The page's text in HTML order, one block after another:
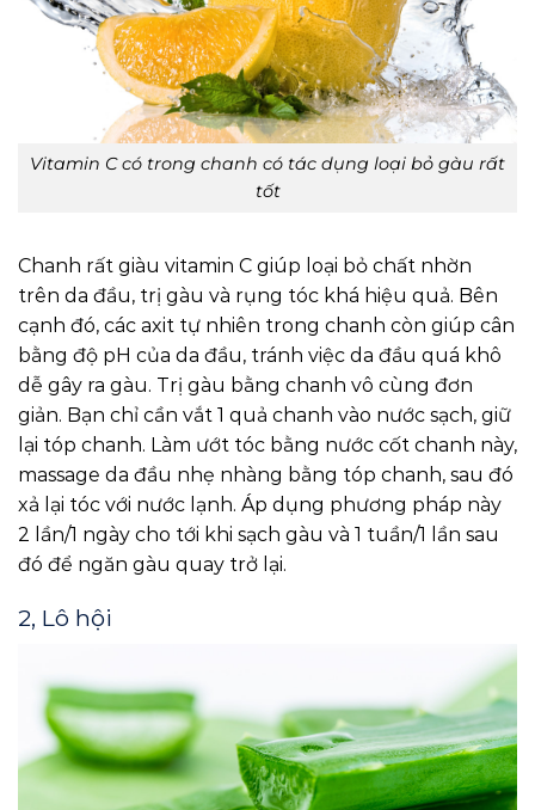
Vitamin C có trong chanh có tác dụng loại bỏ gàu rất
tốt
Chanh rất giàu vitamin C giúp loại bỏ chất nhờn
trên da đầu, trị gàu và rụng tóc khá hiệu quả. Bên
cạnh đó, các axit tự nhiên trong chanh còn giúp cân
bằng độ pH của da đầu, tránh việc da đầu quá khô
dễ gây ra gàu. Trị gàu bằng chanh vô cùng đơn
giản. Bạn chỉ cần vắt 1 quả chanh vào nước sạch, giữ
lại tóp chanh. Làm ướt tóc bằng nước cốt chanh này,
massage da đầu nhẹ nhàng bằng tóp chanh, sau đó
xả lại tóc với nước lạnh. Áp dụng phương pháp này
2 lần/1 ngày cho tới khi sạch gàu và 1 tuần/1 lần sau
đó để ngăn gàu quay trở lại.
2, Lô hội